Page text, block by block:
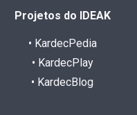
Projetos do IDEAK
• KardecPedia
• KardecPlay
• KardecBlog